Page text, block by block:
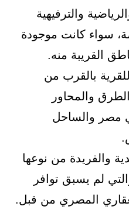
والترفيهية
سواء كانت موجودة
القريبة منه.
بالقرب من
والمحاور
مصر والساحل
والفريدة من نوعها
لم يسبق توافر
المصري من قبل.